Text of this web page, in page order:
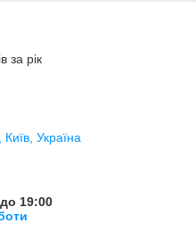
за рік
Україна
19:00